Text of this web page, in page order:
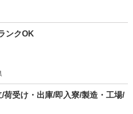
ンクOK
/荷受け・出庫/即入寮/製造・工場/